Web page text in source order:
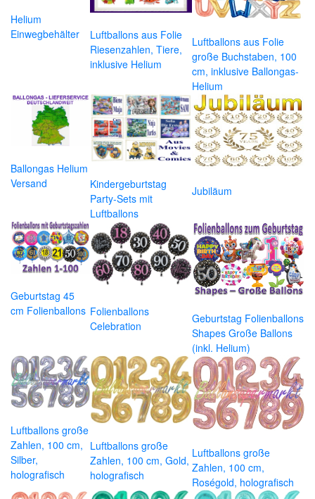
Helium
Einwegbehälter
Luftballons aus Folie
Riesenzahlen, Tiere,
inklusive Helium
Luftballons aus Folie
große Buchstaben, 100
cm, inklusive Ballongas-
Helium
Ballongas Helium
Versand
Kindergeburtstag
Party-Sets mit
Luftballons
Jubiläum
Geburtstag 45
cm Folienballons Folienballons
Celebration
Geburtstag Folienballons
Shapes Große Ballons
(inkl. Helium)
Luftballons große
Zahlen, 100 cm,
Silber,
holografisch
Luftballons große
Zahlen, 100 cm, Gold,
holografisch
Luftballons große
Zahlen, 100 cm,
Roségold, holografisch